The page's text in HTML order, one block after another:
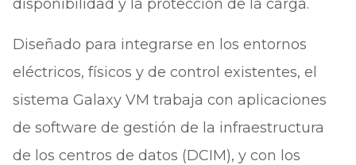
disponibilidad y la protección de la carga.
Diseñado para integrarse en los entornos
eléctricos, físicos y de control existentes, el
sistema Galaxy VM trabaja con aplicaciones
de software de gestión de la infraestructura
de los centros de datos (DCIM), y con los